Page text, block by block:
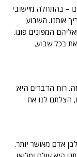
– בהתחלה מיישובי
אותנו. השבוע
המפונים פונו.
בכל שבוע,
רוח הדברים היא:
הצלתם לנו את
אדם מאושר יותר.